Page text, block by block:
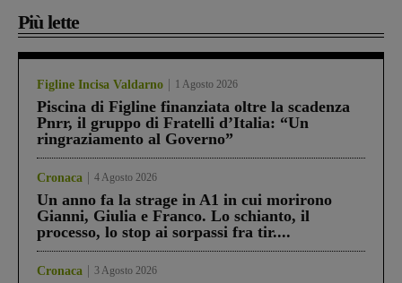
Più lette
Figline Incisa Valdarno 1 Agosto 2026
Piscina di Figline finanziata oltre la scadenza
Pnrr, il gruppo di Fratelli d’Italia: “Un
ringraziamento al Governo”
Cronaca 4 Agosto 2026
Un anno fa la strage in A1 in cui morirono
Gianni, Giulia e Franco. Lo schianto, il
processo, lo stop ai sorpassi fra tir....
Cronaca 3 Agosto 2026